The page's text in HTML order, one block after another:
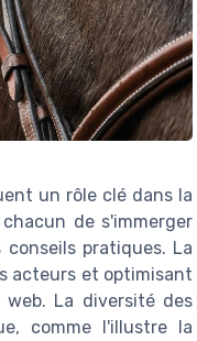
un rôle clé dans la
de s'immerger
pratiques. La
acteurs et optimisant
La diversité des
comme l'illustre la